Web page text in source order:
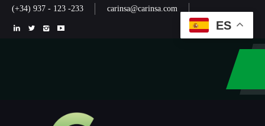
(+34) 937 - 123 -233 carinsa@carinsa.com
ES